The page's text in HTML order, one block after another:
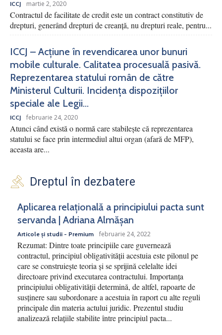
ICCJ martie 2, 2020
Contractul de facilitate de credit este un contract constitutiv de
drepturi, generând drepturi de creanță, nu drepturi reale, pentru...
ICCJ – Acțiune în revendicarea unor bunuri
mobile culturale. Calitatea procesuală pasivă.
Reprezentarea statului român de către
Ministerul Culturii. Incidența dispozițiilor
speciale ale Legii...
ICCJ februarie 24, 2020
Atunci când există o normă care stabilește că reprezentarea
statului se face prin intermediul altui organ (afară de MFP),
aceasta are...
Dreptul în dezbatere
Aplicarea relațională a principiului pacta sunt
servanda | Adriana Almășan
Articole și studii - Premium februarie 24, 2022
Rezumat: Dintre toate principiile care guvernează
contractul, principiul obligativității acestuia este pilonul pe
care se construiește teoria și se sprijină celelalte idei
directoare privind executarea contractului. Importanța
principiului obligativității determină, de altfel, rapoarte de
susținere sau subordonare a acestuia în raport cu alte reguli
principale din materia actului juridic. Prezentul studiu
analizează relațiile stabilite între principiul pacta...